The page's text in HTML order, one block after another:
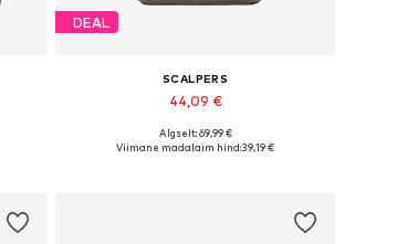
DEAL
SCALPERS
44,09 €
Saadaolevad suurused: One Size
Algselt: 69,99 €
Viimane madalaim hind:39,19 €